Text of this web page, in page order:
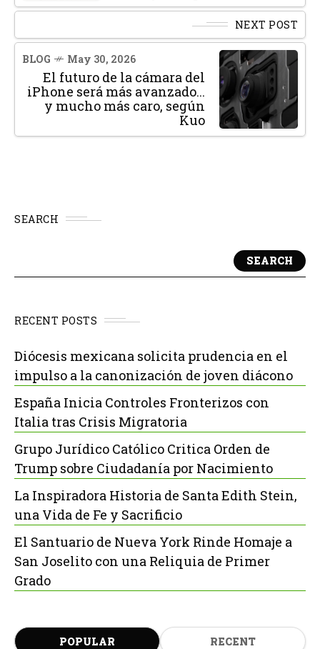
NEXT POST
BLOG May 30, 2026
El futuro de la cámara del
iPhone será más avanzado...
y mucho más caro, según
Kuo
SEARCH
SEARCH
RECENT POSTS
Diócesis mexicana solicita prudencia en el
impulso a la canonización de joven diácono
España Inicia Controles Fronterizos con
Italia tras Crisis Migratoria
Grupo Jurídico Católico Critica Orden de
Trump sobre Ciudadanía por Nacimiento
La Inspiradora Historia de Santa Edith Stein,
una Vida de Fe y Sacrificio
El Santuario de Nueva York Rinde Homaje a
San Joselito con una Reliquia de Primer
Grado
POPULAR RECENT